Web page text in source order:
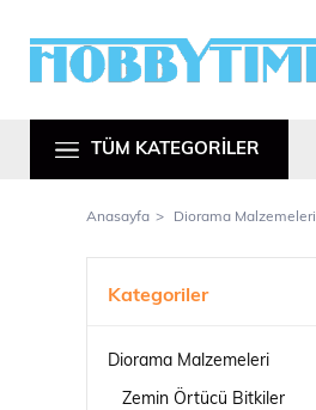
TÜM KATEGORİLER
Anasayfa Diorama Malzemeleri
Kategoriler
Diorama Malzemeleri
Zemin Örtücü Bitkiler